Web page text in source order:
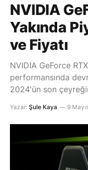
NVIDIA
Yakında
ve Fiyatı
NVIDIA GeForce
performansında
2024'ün son
Yazar: Şule Kaya 9